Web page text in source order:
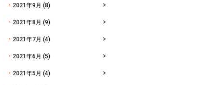
2021年9月 (8)
2021年8月 (9)
2021年7月 (4)
2021年6月 (5)
2021年5月 (4)